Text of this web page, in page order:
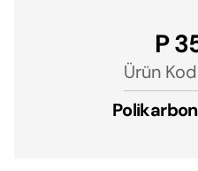
P
Ürün